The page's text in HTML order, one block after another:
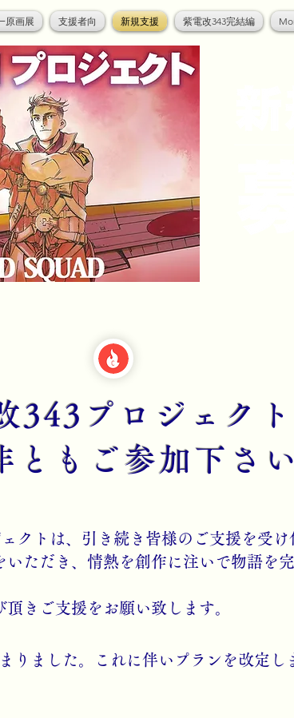
原画展 支援者向 新規支援 紫電改343完結編
343プロジェクト
ともご参加下さい
クトは、引き続き皆様のご支援を受け
ただき、情熱を創作に注いで物語を
きご支援をお願い致します。
りました。これに伴いプランを改定し